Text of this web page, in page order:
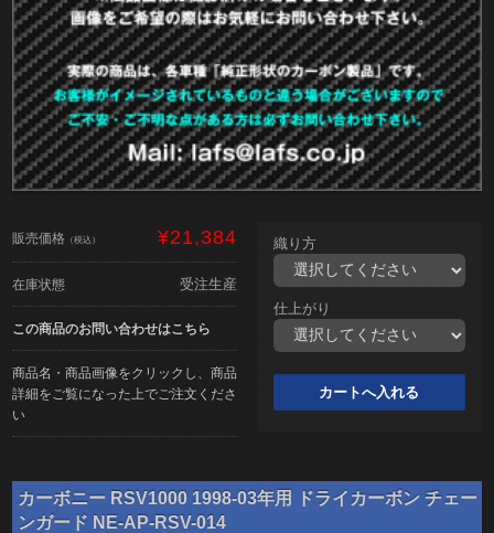
販売価格 （税込） ¥21,384
在庫状態 受注生産
この商品のお問い合わせはこちら
商品名・商品画像をクリックし、商品
詳細をご覧になった上でご注文くださ
い
織り方
仕上がり
カーボニー RSV1000 1998-03年用 ドライカーボン チェー
ンガード NE-AP-RSV-014